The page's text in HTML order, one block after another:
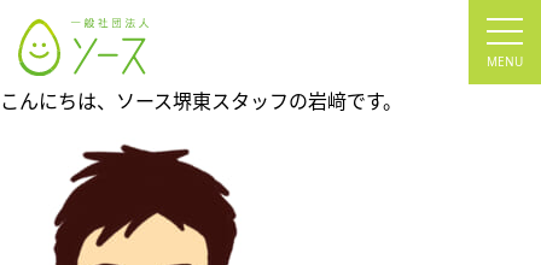
こんにちは、ソース堺東スタッフの岩﨑です。